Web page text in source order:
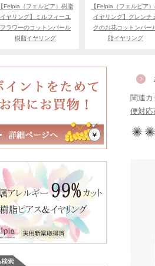
【Felpia（フェルピア）樹脂
イヤリング】ミルフィーユ
フラワーのコットンパール
樹脂イヤリング
【Felpia（フェルピア
イヤリング】グレンチ
クのお花コットンパー
脂イヤリング
関連カ
便対応